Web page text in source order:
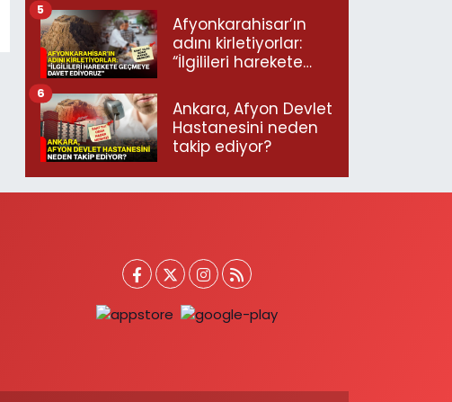
Afyonkarahisar’ın
adını kirletiyorlar:
“İlgilileri harekete
ediyoruz”
5
Ankara, Afyon Devlet
Hastanesini neden
takip ediyor?
6